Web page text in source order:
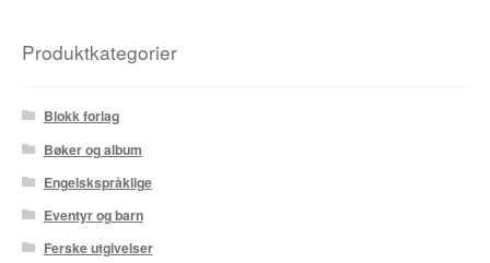
Produktkategorier
Blokk forlag
Bøker og album
Engelskspråklige
Eventyr og barn
Ferske utgivelser